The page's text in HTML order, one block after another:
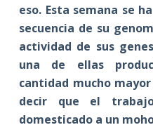
eso. Esta semana se ha
secuencia de su
actividad de sus
una de ellas
cantidad mucho
decir que el
domesticado a un